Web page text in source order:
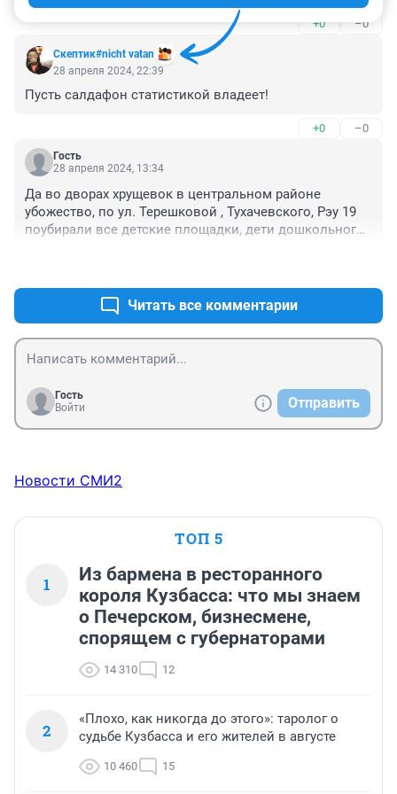
ещё даже не достигли уровня загнивающих городов
Европы....
+0 –0
Скептик#nicht vatan
28 апреля 2024, 22:39
Пусть салдафон статистикой владеет!
+0 –0
Гость
28 апреля 2024, 13:34
Да во дворах хрущевок в центральном районе
убожество, по ул. Терешковой , Тухачевского, Рэу 19
поубирали все детские площадки, дети дошкольного
спортивные кружки и развлечения. Большинство
детей все время проводят во дворах.
Читать все комментарии
Гость
Войти
Отправить
Новости СМИ2
ТОП 5
1
Из бармена в ресторанного
короля Кузбасса: что мы знаем
о Печерском, бизнесмене,
спорящем с губернаторами
14 310 12
2
«Плохо, как никогда до этого»: таролог о
судьбе Кузбасса и его жителей в августе
10 460 15